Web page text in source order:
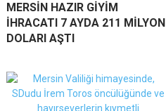
MERSİN HAZIR GİYİM
İHRACATI 7 AYDA 211 MİLYON
DOLARI AŞTI